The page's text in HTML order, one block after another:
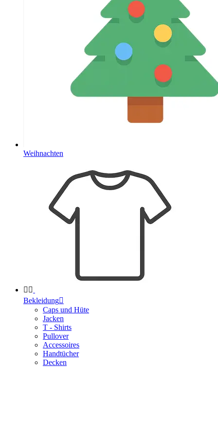
Weihnachten
 
Bekleidung
Caps und Hüte
Jacken
T - Shirts
Pullover
Accessoires
Handtücher
Decken